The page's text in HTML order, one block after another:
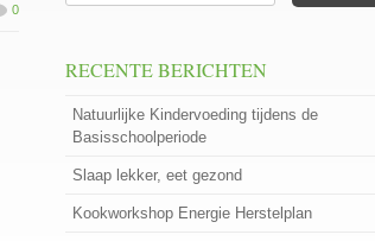
0
RECENTE BERICHTEN
Natuurlijke Kindervoeding tijdens de
Basisschoolperiode
Slaap lekker, eet gezond
Kookworkshop Energie Herstelplan